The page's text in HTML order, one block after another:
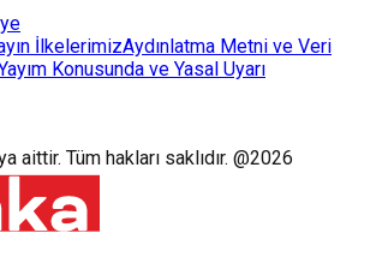
İlkelerimizAydınlatma Metni ve Veri
Konusunda ve Yasal Uyarı
aittir. Tüm hakları saklıdır. @2026